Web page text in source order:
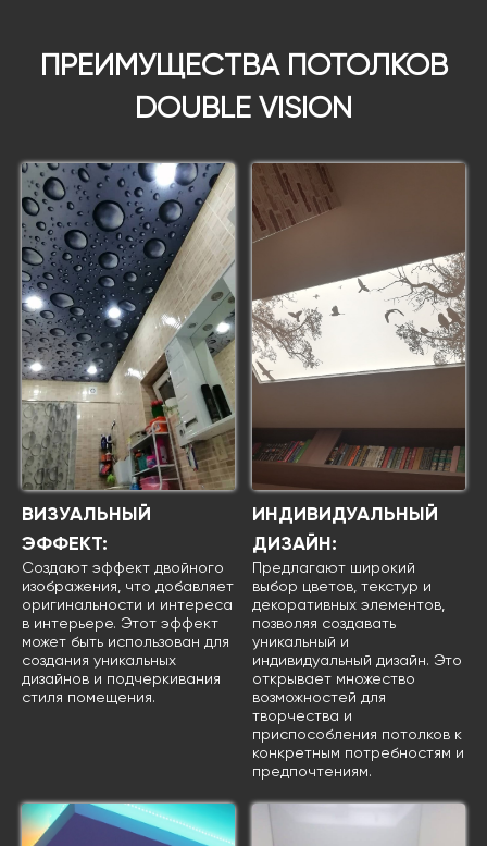
ПРЕИМУЩЕСТВА ПОТОЛКОВ
DOUBLE VISION
ВИЗУАЛЬНЫЙ
ЭФФЕКТ:
Cоздают эффект двойного
изображения, что добавляет
оригинальности и интереса
в интерьере. Этот эффект
может быть использован для
создания уникальных
дизайнов и подчеркивания
стиля помещения.
ИНДИВИДУАЛЬНЫЙ
ДИЗАЙН:
Предлагают широкий
выбор цветов, текстур и
декоративных элементов,
позволяя создавать
уникальный и
индивидуальный дизайн. Это
открывает множество
возможностей для
творчества и
приспособления потолков к
конкретным потребностям и
предпочтениям.